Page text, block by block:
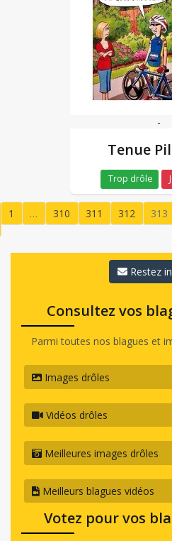
-
Tenue
Trop drôle
1 … 310 311 312
313
Restez
Consultez vos
Parmi toutes nos blagues et
Images drôles
Vidéos drôles
Meilleures images drôles
Meilleurs blagues vidéos
Votez pour vos